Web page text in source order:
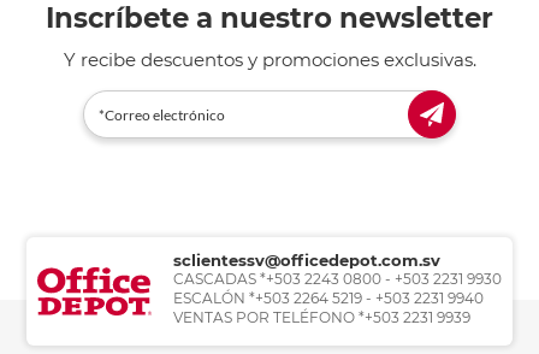
Inscríbete a nuestro newsletter
Y recibe descuentos y promociones exclusivas.
sclientessv@officedepot.com.sv
CASCADAS *+503 2243 0800 - +503 2231 9930
ESCALÓN *+503 2264 5219 - +503 2231 9940
VENTAS POR TELÉFONO *+503 2231 9939